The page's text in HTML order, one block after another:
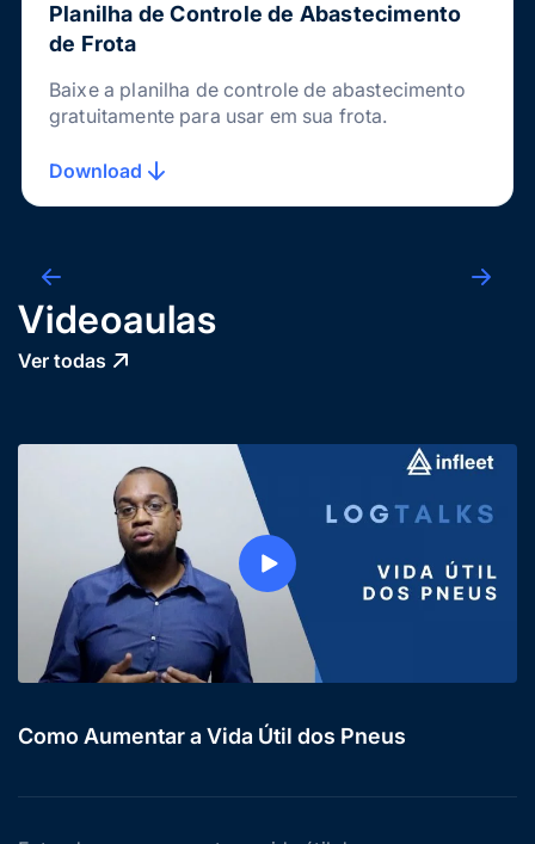
Planilha de Controle de Abastecimento
de Frota
Baixe a planilha de controle de abastecimento
gratuitamente para usar em sua frota.
Download
Videoaulas
Ver todas
Como Aumentar a Vida Útil dos Pneus